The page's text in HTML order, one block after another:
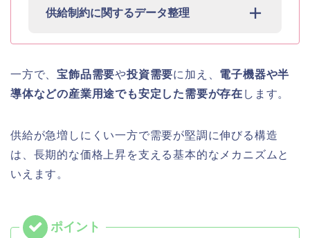
供給制約に関するデータ整理
一方で、宝飾品需要や投資需要に加え、 電子機器や半
導体などの産業用途でも安定した需要が存在 します。
供給が急増しにくい一方で需要が堅調に伸びる構造
は、長期的な価格上昇を支える基本的なメカニズムと
いえます。